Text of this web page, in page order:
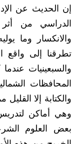
إن الحديث عن
الدراسي من
والانكسار وما
تطرقنا إلى واقع
والسبعينيات
المحافظات
والكتابة إلا
وهي أماكن
بعض العلوم